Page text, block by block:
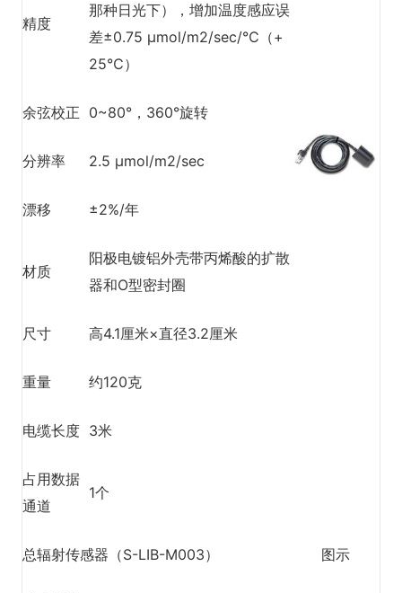
精度
那种日光下），增加温度感应误
差±0.75 μmol/m2/sec/℃（+
25℃）
余弦校正 0~80°，360°旋转
分辨率 2.5 μmol/m2/sec
漂移 ±2%/年
材质
阳极电镀铝外壳带丙烯酸的扩散
器和O型密封圈
尺寸 高4.1厘米×直径3.2厘米
重量 约120克
电缆长度 3米
占用数据
通道
1个
总辐射传感器（S-LIB-M003） 图示